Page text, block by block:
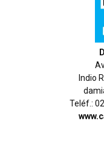
Indio
Teléf.: